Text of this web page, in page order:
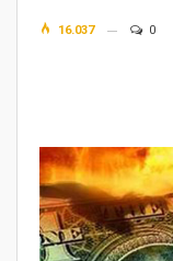
16.037 0